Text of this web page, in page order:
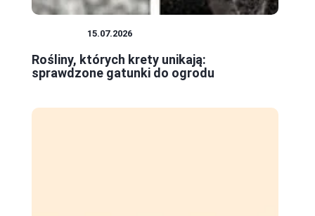
15.07.2026
Rośliny, których krety unikają:
sprawdzone gatunki do ogrodu